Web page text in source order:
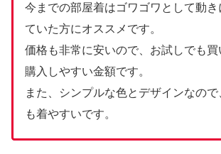
今までの部屋着はゴワゴワとして動き
ていた方にオススメです。
価格も非常に安いので、お試しでも買
購入しやすい金額です。
また、シンプルな色とデザインなの
も着やすいです。